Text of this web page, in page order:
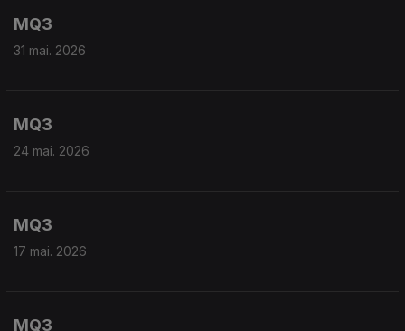
MQ3
31 mai. 2026
MQ3
24 mai. 2026
MQ3
17 mai. 2026
MQ3